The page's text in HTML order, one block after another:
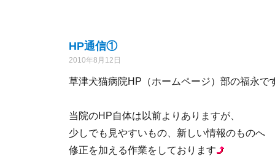
HP通信①
2010年8月12日
草津犬猫病院HP（ホームページ）部の福永で
当院のHP自体は以前よりありますが、
少しでも見やすいもの、新しい情報のものへ
修正を加える作業をしております